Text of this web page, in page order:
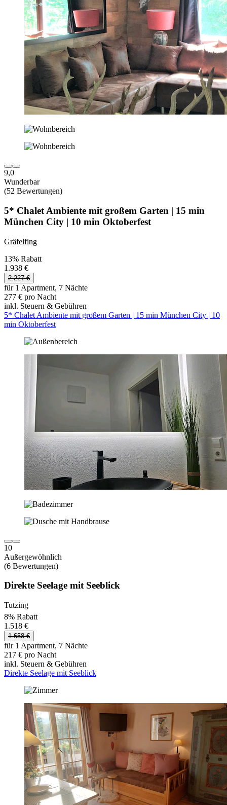
9,0
Wunderbar
(52 Bewertungen)
5* Chalet Ambiente mit großem Garten | 15 min
München City | 10 min Oktoberfest
Gräfelfing
13% Rabatt
1.938 €
2.227 €
für 1 Apartment, 7 Nächte
277 € pro Nacht
inkl. Steuern & Gebühren
5* Chalet Ambiente mit großem Garten | 15 min München City | 10
min Oktoberfest
10
Außergewöhnlich
(6 Bewertungen)
Direkte Seelage mit Seeblick
Tutzing
8% Rabatt
1.518 €
1.658 €
für 1 Apartment, 7 Nächte
217 € pro Nacht
inkl. Steuern & Gebühren
Direkte Seelage mit Seeblick